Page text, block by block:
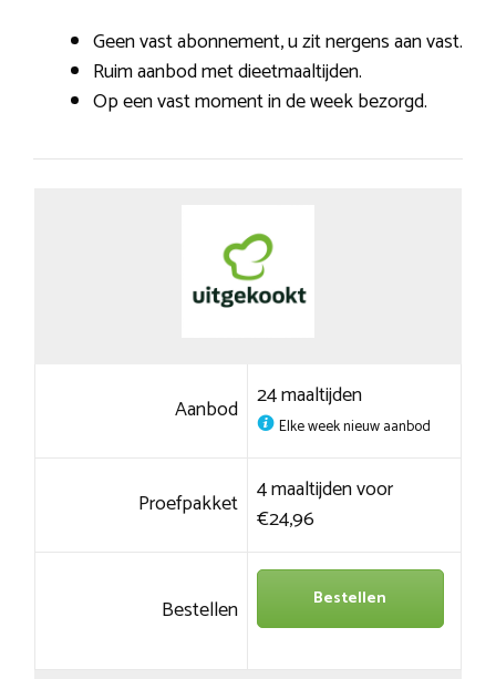
Geen vast abonnement, u zit nergens aan vast.
Ruim aanbod met dieetmaaltijden.
Op een vast moment in de week bezorgd.
Aanbod 24 maaltijden
Elke week nieuw aanbod
Proefpakket 4 maaltijden voor
€24,96
Bestellen Bestellen